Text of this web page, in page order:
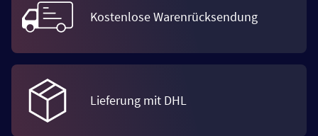
Kostenlose Warenrücksendung
Lieferung mit DHL